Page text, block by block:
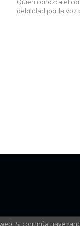
Si continúa
debilidad por la voz